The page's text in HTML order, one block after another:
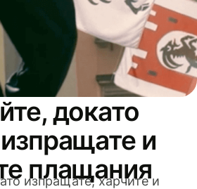
докато
и
плащания
изпращате, харчите и